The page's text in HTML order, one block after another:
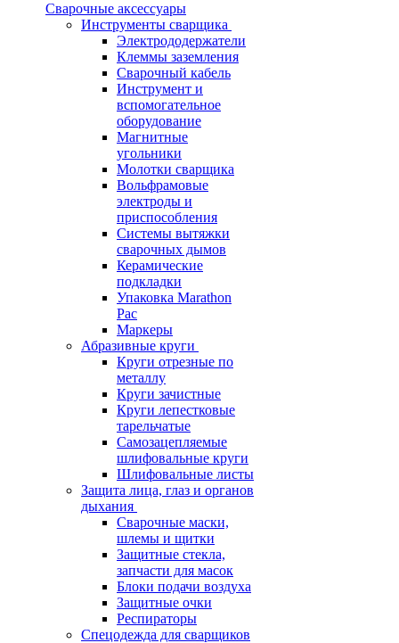
Сварочные аксессуары
Инструменты сварщика
Электрододержатели
Клеммы заземления
Сварочный кабель
Инструмент и
вспомогательное
оборудование
Магнитные
угольники
Молотки сварщика
Вольфрамовые
электроды и
приспособления
Системы вытяжки
сварочных дымов
Керамические
подкладки
Упаковка Marathon
Pac
Маркеры
Абразивные круги
Круги отрезные по
металлу
Круги зачистные
Круги лепестковые
тарельчатые
Самозацепляемые
шлифовальные круги
Шлифовальные листы
Защита лица, глаз и органов
дыхания
Сварочные маски,
шлемы и щитки
Защитные стекла,
запчасти для масок
Блоки подачи воздуха
Защитные очки
Респираторы
Спецодежда для сварщиков